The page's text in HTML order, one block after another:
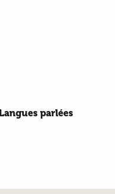
parlées
parlées